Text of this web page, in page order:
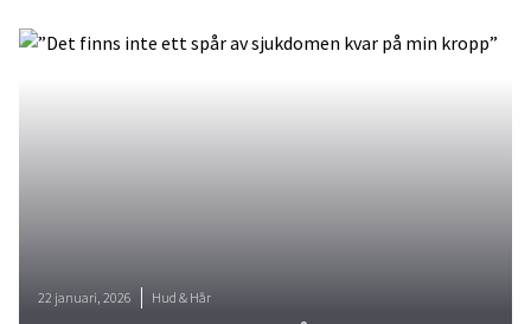
22 januari, 2026 Hud & Hår